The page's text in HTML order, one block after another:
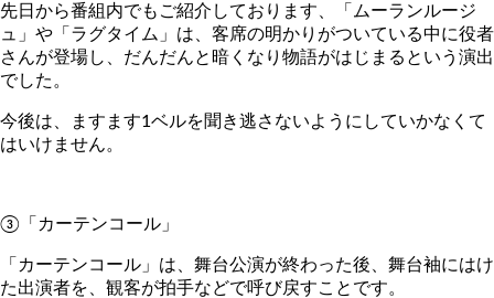
先日から番組内でもご紹介しております、「ムーランルージ
ュ」や「ラグタイム」は、客席の明かりがついている中に役者
さんが登場し、だんだんと暗くなり物語がはじまるという演出
でした。
今後は、ますます1ベルを聞き逃さないようにしていかなくて
はいけません。
③「カーテンコール」
「カーテンコール」は、舞台公演が終わった後、舞台袖にはけ
た出演者を、観客が拍手などで呼び戻すことです。